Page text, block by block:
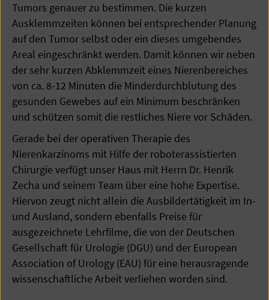
Tumors genauer zu bestimmen. Die kurzen
Ausklemmzeiten können bei entsprechender Planung
auf den Tumor selbst oder ein dieses umgebendes
Areal eingeschränkt werden. Damit können wir neben
der sehr kurzen Abklemmzeit eines Nierenbereiches
von ca. 8-12 Minuten die Minderdurchblutung des
gesunden Gewebes auf ein Minimum beschränken
und schützen somit die restliches Niere vor Schäden.
Gerade bei der operativen Therapie des
Nierenkarzinoms mit Hilfe der roboterassistierten
Chirurgie verfügt unser Haus mit Herrn Dr. Henrik
Zecha und seinem Team über eine hohe Expertise.
Hiervon zeugt nicht allein die Ausbildertätigkeit im In-
und Ausland, sondern ebenfalls Preise für
ausgezeichnete Lehrfilme, die von der Deutschen
Gesellschaft für Urologie (DGU) und der European
Association of Urology (EAU) für eine herausragende
wissenschaftliche Arbeit verliehen worden sind.